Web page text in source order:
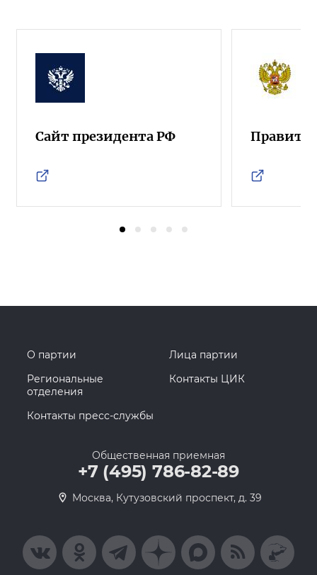
Сайт президента РФ
О партии
Лица партии
Региональные
отделения
Контакты ЦИК
Контакты пресс-службы
Общественная приемная
+7 (495) 786-82-89
Москва, Кутузовский проспект, д. 39